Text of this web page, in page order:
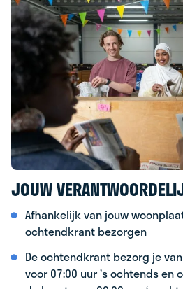
JOUW
Afhankelijk van jouw
ochtendkrant bezorgen
De ochtendkrant bezorg je
voor 07:00 uur ’s ochtends